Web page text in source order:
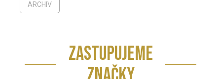
ARCHIV
ZASTUPUJEME